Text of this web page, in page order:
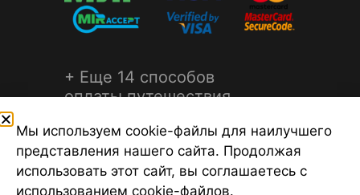
+ Еще 14 способов
оплаты путешествия
Мы используем cookie-файлы для наилучшего
представления нашего сайта. Продолжая
использовать этот сайт, вы соглашаетесь с
использованием cookie-файлов.